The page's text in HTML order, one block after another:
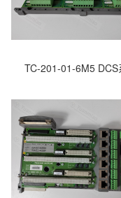
TC-201-01-6M5 DCS